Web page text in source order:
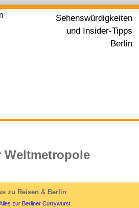
Sehenswürdigkeiten
und Insider-Tipps
Berlin
Weltmetropole
zu Reisen & Berlin
zur Berliner Currywurst